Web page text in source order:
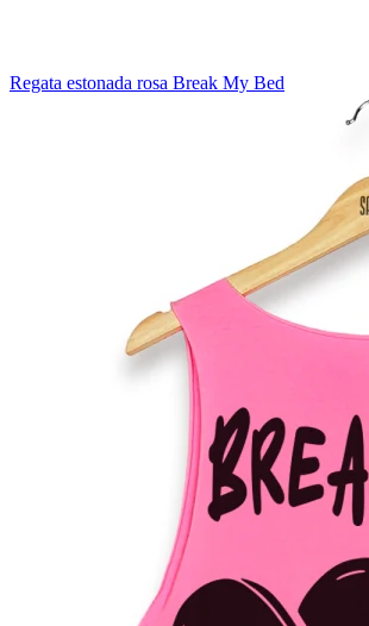
Regata estonada rosa Break My Bed